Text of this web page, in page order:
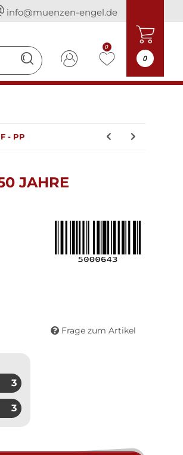
info@muenzen-engel.de
0
0
- PP
JAHRE
Frage zum Artikel
3
3